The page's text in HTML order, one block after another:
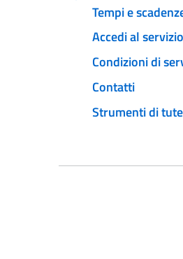
Tempi e
Accedi al servizio
Condizioni di
Contatti
Strumenti di